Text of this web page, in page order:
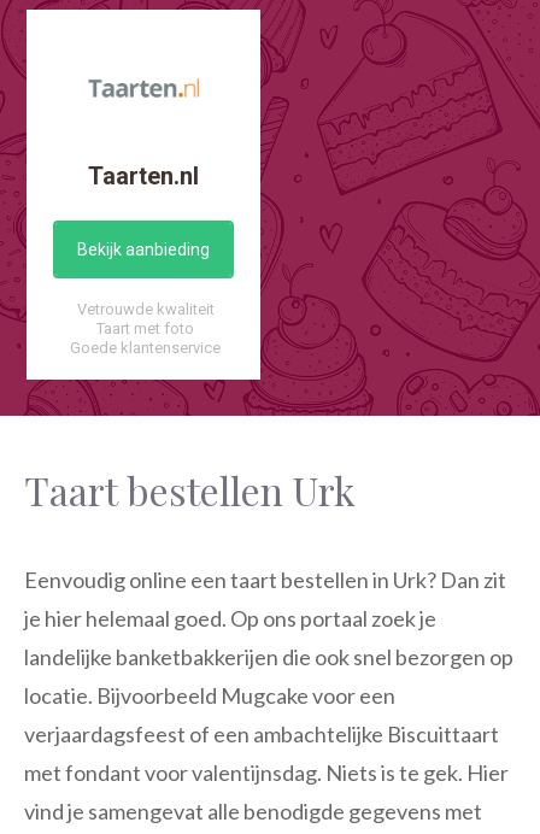
Taarten.nl
Bekijk aanbieding
Vetrouwde kwaliteit
Taart met foto
Goede klantenservice
Taart bestellen Urk
Eenvoudig online een taart bestellen in Urk? Dan zit
je hier helemaal goed. Op ons portaal zoek je
landelijke banketbakkerijen die ook snel bezorgen op
locatie. Bijvoorbeeld Mugcake voor een
verjaardagsfeest of een ambachtelijke Biscuittaart
met fondant voor valentijnsdag. Niets is te gek. Hier
vind je samengevat alle benodigde gegevens met